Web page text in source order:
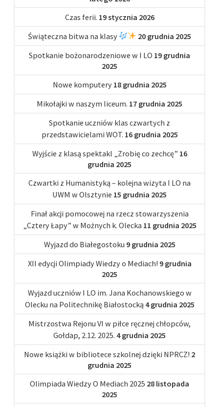
Czas ferii. 19 stycznia 2026
Świąteczna bitwa na klasy
20 grudnia 2025
Spotkanie bożonarodzeniowe w I LO 19 grudnia
2025
Nowe komputery 18 grudnia 2025
Mikołajki w naszym liceum. 17 grudnia 2025
Spotkanie uczniów klas czwartych z
przedstawicielami WOT. 16 grudnia 2025
Wyjście z klasą spektakl „Zrobię co zechcę” 16
grudnia 2025
Czwartki z Humanistyką – kolejna wizyta I LO na
UWM w Olsztynie 15 grudnia 2025
Finał akcji pomocowej na rzecz stowarzyszenia
„Cztery Łapy” w Możnych k. Olecka 11 grudnia 2025
Wyjazd do Białegostoku 9 grudnia 2025
XII edycji Olimpiady Wiedzy o Mediach! 9 grudnia
2025
Wyjazd uczniów I LO im. Jana Kochanowskiego w
Olecku na Politechnikę Białostocką 4 grudnia 2025
Mistrzostwa Rejonu VI w piłce ręcznej chłopców,
Gołdap, 2.12. 2025. 4 grudnia 2025
Nowe książki w bibliotece szkolnej dzięki NPRCZ! 2
grudnia 2025
Olimpiada Wiedzy O Mediach 2025 28 listopada
2025